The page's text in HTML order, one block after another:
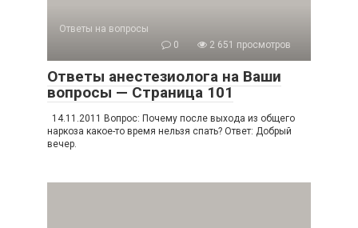
Ответы на вопросы
0
2 651 просмотров
Ответы анестезиолога на Ваши
вопросы — Страница 101
14.11.2011 Вопрос: Почему после выхода из общего
наркоза какое-то время нельзя спать? Ответ: Добрый
вечер.